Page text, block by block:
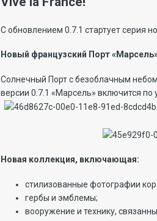
С обновлением 0.7.1 стартует серия
Новый французский Порт
Солнечный Порт с безоблачным
версии 0.7.1 «Марсель» включится по
Новая коллекция, включающая:
стилизованные фотографии
гербы и эмблемы;
вооружение и технику,